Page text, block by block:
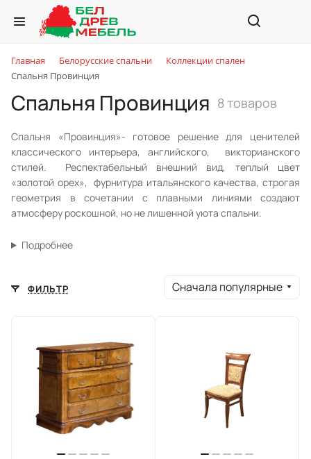
Главная Белорусские спальни
Коллекции спален
Спальня Провинция
Спальня Провинция 8 товаров
Спальня «Провинция»- готовое решение для ценителей
классического интерьера, английского, викторианского
стилей. Респектабельный внешний вид, теплый цвет
«золотой орех», фурнитура итальянского качества, строгая
геометрия в сочетании с плавными линиями создают
атмосферу роскошной, но не лишенной уюта спальни.
Подробнее
ФИЛЬТР Сначала популярные